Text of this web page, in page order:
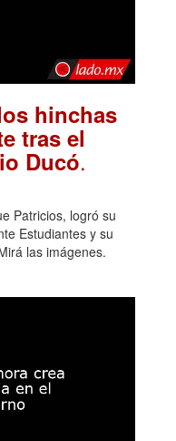
hinchas
tras el
Ducó.
Patricios, logró su
Estudiantes y su
las imágenes.